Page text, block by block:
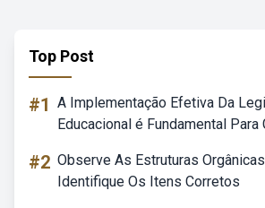
Top Post
#1 A Implementação Efetiva Da
Educacional é Fundamental Para
#2 Observe As Estruturas
Identifique Os Itens Corretos